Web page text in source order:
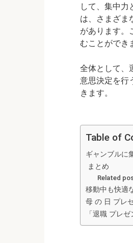
して、集中力
は、さまざま
があります。
むことができ
全体として、
意思決定を行
きます。
Table of
ギャンブルに
まとめ
Related
移動中も快適
母 の 日 プレ
「退職 プレ